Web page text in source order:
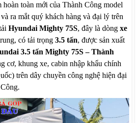
hoàn toàn mới của Thành Công model
ra mắt quý khách hàng và đại lý trên
Hyundai Mighty 75S, đây là dòngxe
có tải trọng3.5 tấn, được sản xuất
3.5 tấn Mighty 75S– Thành
cơ, khung xe, cabin nhập khẩu chính
trên dây chuyền công nghệ hiện đại